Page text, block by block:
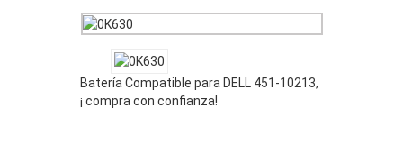
Batería Compatible para DELL 451-10213,
¡ compra con confianza!